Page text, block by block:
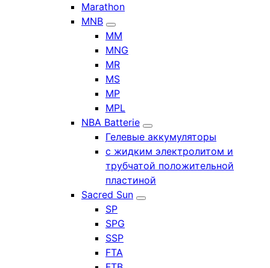
Marathon
MNB
MM
MNG
MR
MS
MP
MPL
NBA Batterie
Гелевые аккумуляторы
с жидким электролитом и
трубчатой положительной
пластиной
Sacred Sun
SP
SPG
SSP
FTA